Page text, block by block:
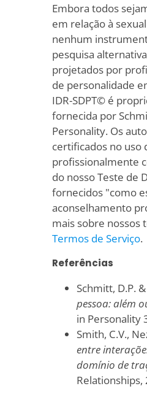
Embora todos
em relação à
nenhum
pesquisa
projetados por
de personalidade
IDR-SDPT© é
fornecida por
Personality. Os
certificados no uso
profissionalmente
do nosso Teste de
fornecidos "como
aconselhamento
mais sobre nossos
Termos de Serviço.
Referências
Schmitt, D.P.
pessoa: além
in Personality
Smith, C.V.,
entre
domínio de
Relationships,